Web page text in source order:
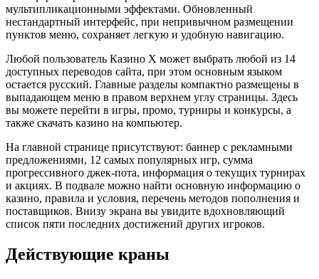
мультипликационными эффектами. Обновленный
нестандартный интерфейс, при непривычном размещении
пунктов меню, сохраняет легкую и удобную навигацию.
Любой пользователь Казино Х может выбрать любой из 14
доступных переводов сайта, при этом основным языком
остается русский. Главные разделы компактно размещены в
выпадающем меню в правом верхнем углу страницы. Здесь
вы можете перейти в игры, промо, турниры и конкурсы, а
также скачать казино на компьютер.
На главной странице присутствуют: баннер с рекламными
предложениями, 12 самых популярных игр, сумма
прогрессивного джек-пота, информация о текущих турнирах
и акциях. В подвале можно найти основную информацию о
казино, правила и условия, перечень методов пополнения и
поставщиков. Внизу экрана вы увидите вдохновляющий
список пяти последних достижений других игроков.
Действующие краны